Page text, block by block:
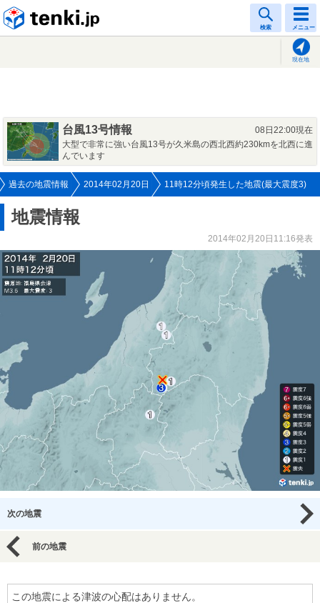
検索 メニュー
現在地
台風13号情報
08日22:00現在
大型で非常に強い台風13号が久米島の西北西約230kmを北西に進
んでいます
過去の地震情報 2014年02月20日 11時12分頃発生した地震(最大震度3)
地震情報
2014年02月20日11:16発表
次の地震
前の地震
この地震による津波の心配はありません。